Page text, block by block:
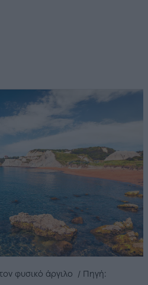
φυσικό άργιλο / Πηγή: